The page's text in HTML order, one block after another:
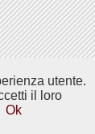
utente.
il loro
Ok